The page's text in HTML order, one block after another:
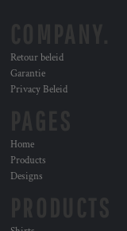
Retour beleid
Garantie
Privacy Beleid
Home
Products
Designs